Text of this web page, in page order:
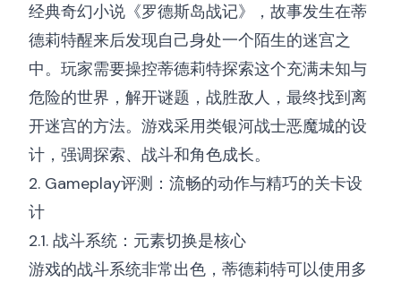
经典奇幻小说《罗德斯岛战记》，故事发生在蒂
德莉特醒来后发现自己身处一个陌生的迷宫之
中。玩家需要操控蒂德莉特探索这个充满未知与
危险的世界，解开谜题，战胜敌人，最终找到离
开迷宫的方法。游戏采用类银河战士恶魔城的设
计，强调探索、战斗和角色成长。
2. Gameplay评测：流畅的动作与精巧的关卡设
计
2.1. 战斗系统：元素切换是核心
游戏的战斗系统非常出色，蒂德莉特可以使用多